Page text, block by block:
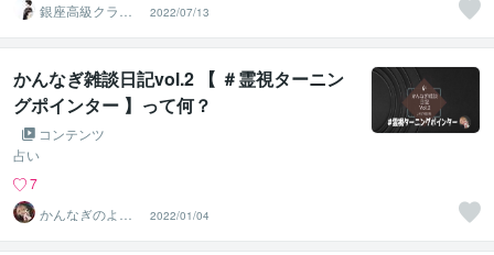
銀座高級クラブ
のママ さくら
2022/07/13
かんなぎ雑談日記vol.2 【 ＃霊視ターニン
グポインター 】って何？
コンテンツ
占い
7
かんなぎのよろ
ず相談処 琉球ユ
タの家系
2022/01/04